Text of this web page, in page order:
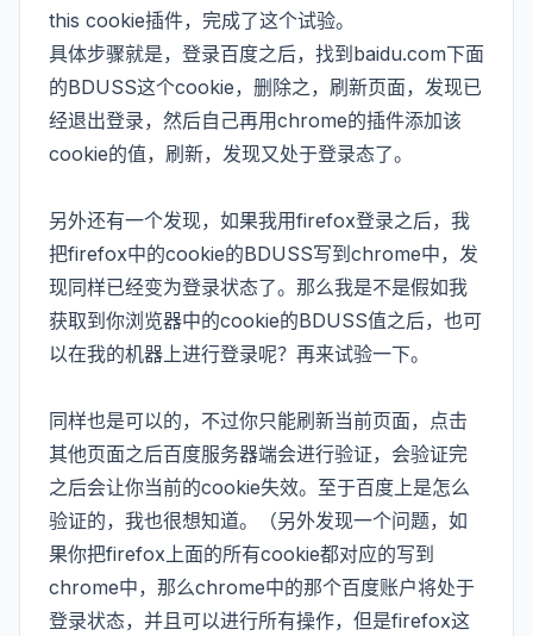
this cookie插件，完成了这个试验。
具体步骤就是，登录百度之后，找到baidu.com下面
的BDUSS这个cookie，删除之，刷新页面，发现已
经退出登录，然后自己再用chrome的插件添加该
cookie的值，刷新，发现又处于登录态了。
另外还有一个发现，如果我用firefox登录之后，我
把firefox中的cookie的BDUSS写到chrome中，发
现同样已经变为登录状态了。那么我是不是假如我
获取到你浏览器中的cookie的BDUSS值之后，也可
以在我的机器上进行登录呢？再来试验一下。
同样也是可以的，不过你只能刷新当前页面，点击
其他页面之后百度服务器端会进行验证，会验证完
之后会让你当前的cookie失效。至于百度上是怎么
验证的，我也很想知道。（另外发现一个问题，如
果你把firefox上面的所有cookie都对应的写到
chrome中，那么chrome中的那个百度账户将处于
登录状态，并且可以进行所有操作，但是firefox这